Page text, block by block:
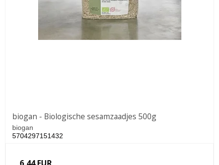
biogan - Biologische sesamzaadjes 500g
biogan
5704297151432